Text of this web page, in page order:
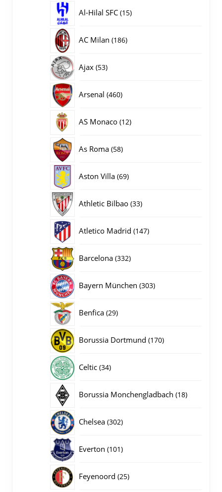
Al-Hilal SFC 1515
AC Milan 186186
Ajax 5353
Arsenal 460460
AS Monaco 1212
As Roma 5858
Aston Villa 6969
Athletic Bilbao 3333
Atletico Madrid 147147
Barcelona 332332
Bayern München 303303
Benfica 2929
Borussia Dortmund 170170
Celtic 3434
Borussia Monchengladbach 1818
Chelsea 302302
Everton 101101
Feyenoord 2525